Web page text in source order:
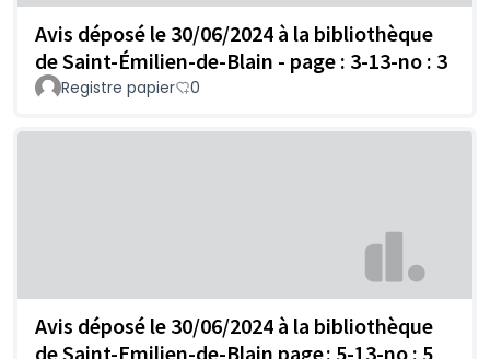
Avis déposé le 30/06/2024 à la bibliothèque
de Saint-Émilien-de-Blain - page : 3-13-no : 3
Registre papier 0
Avis déposé le 30/06/2024 à la bibliothèque
de Saint-Emilien-de-Blain page : 5-13-no : 5